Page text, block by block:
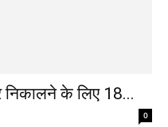
निकालने के लिए 18...
0